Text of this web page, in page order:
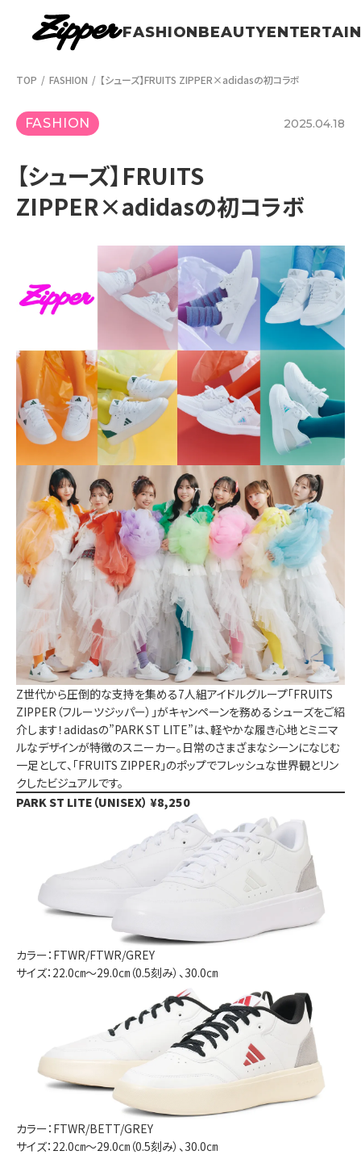
FASHIONBEAUTY
TOP FASHION 【シューズ】FRUITS ZIPPER×adidasの初コラボ
FASHION 2025.04.18
【シューズ】FRUITS
ZIPPER×adidasの初コラボ
Z世代から圧倒的な支持を集める7人組アイドルグループ「FRUITS
ZIPPER（フルーツジッパー）」がキャンペーンを務めるシューズをご紹
介します！adidasの”PARK ST LITE”は、軽やかな履き心地とミニマ
ルなデザインが特徴のスニーカー。日常のさまざまなシーンになじむ
一足として、「FRUITS ZIPPER」のポップでフレッシュな世界観とリン
クしたビジュアルです。
PARK ST LITE（UNISEX） ¥8,250
カラー：FTWR/FTWR/GREY
サイズ：22.0㎝～29.0㎝（0.5刻み）、30.0㎝
カラー：FTWR/BETT/GREY
サイズ：22.0㎝～29.0㎝（0.5刻み）、30.0㎝